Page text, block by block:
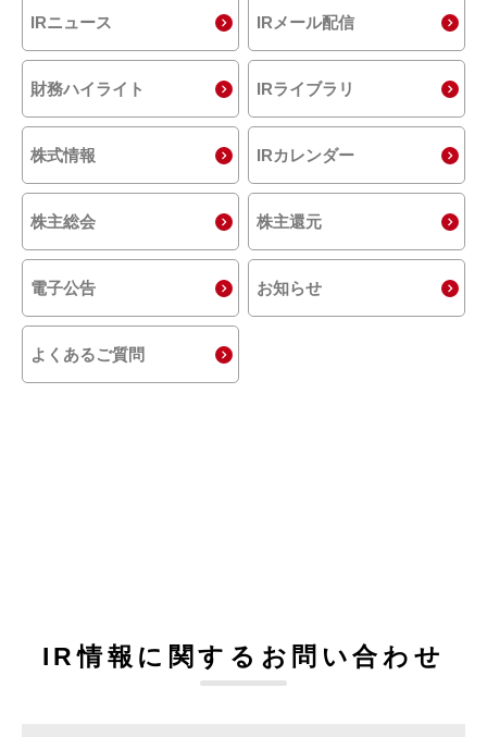
IRニュース IRメール配信
財務ハイライト IRライブラリ
株式情報 IRカレンダー
株主総会 株主還元
電子公告 お知らせ
よくあるご質問
IR情報に関するお問い合わせ